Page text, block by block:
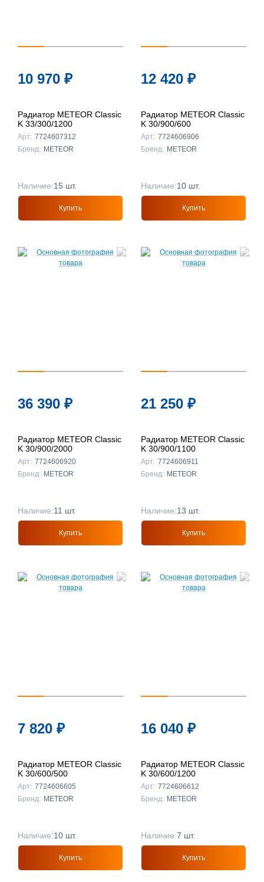
10 970 ₽
Радиатор METEOR Classic
K 33/300/1200
Арт: 7724607312
Бренд: METEOR
Наличие:15 шт.
Купить
12 420 ₽
Радиатор METEOR Classic
K 30/900/600
Арт: 7724606906
Бренд: METEOR
Наличие:10 шт.
Купить
36 390 ₽
Радиатор METEOR Classic
K 30/900/2000
Арт: 7724606920
Бренд: METEOR
Наличие:11 шт.
Купить
21 250 ₽
Радиатор METEOR Classic
K 30/900/1100
Арт: 7724606911
Бренд: METEOR
Наличие:13 шт.
Купить
7 820 ₽
Радиатор METEOR Classic
K 30/600/500
Арт: 7724606605
Бренд: METEOR
Наличие:10 шт.
Купить
16 040 ₽
Радиатор METEOR Classic
K 30/600/1200
Арт: 7724606612
Бренд: METEOR
Наличие:7 шт.
Купить